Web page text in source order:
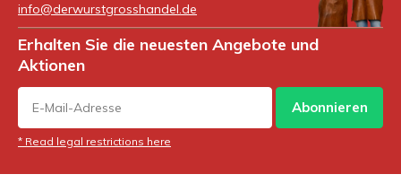
info@derwurstgrosshandel.de
Erhalten Sie die neuesten Angebote und
Aktionen
Abonnieren
* Read legal restrictions here